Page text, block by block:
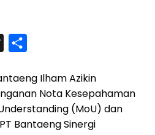
r
e
a
a
r
e
Ilham Azikin
Nota Kesepahaman
(MoU) dan
Bantaeng Sinergi